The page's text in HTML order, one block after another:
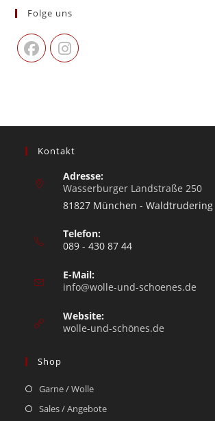
Folge uns
Kontakt
Adresse:
Wasserburger Landstraße 250
81827 München - Waldtrudering
Telefon:
089 - 430 87 44
E-Mail:
info@wolle-und-schoenes.de
Website:
wolle-und-schönes.de
Shop
Garne / Wolle
Sales / Angebote